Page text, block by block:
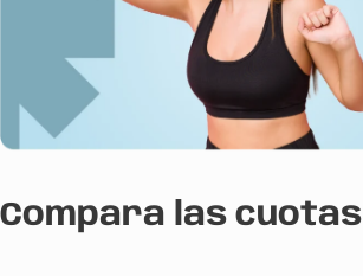
Compara las cuotas